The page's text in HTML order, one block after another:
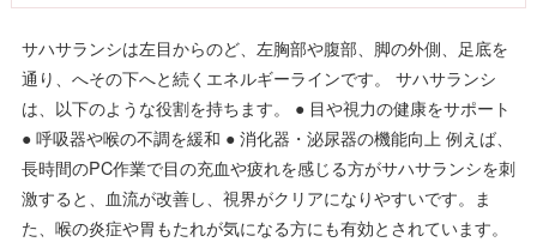
サハサランシは左目からのど、左胸部や腹部、脚の外側、足底を
通り、へその下へと続くエネルギーラインです。 サハサランシ
は、以下のような役割を持ちます。 ● 目や視力の健康をサポート
● 呼吸器や喉の不調を緩和 ● 消化器・泌尿器の機能向上 例えば、
長時間のPC作業で目の充血や疲れを感じる方がサハサランシを刺
激すると、血流が改善し、視界がクリアになりやすいです。ま
た、喉の炎症や胃もたれが気になる方にも有効とされています。